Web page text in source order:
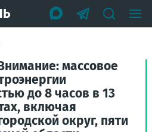
массовое
до 8 часов в 13
включая
округ, пяти